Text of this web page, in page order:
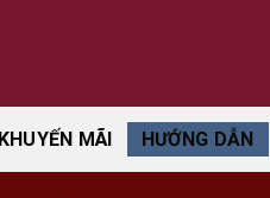
MÃI HƯỚNG DẪN